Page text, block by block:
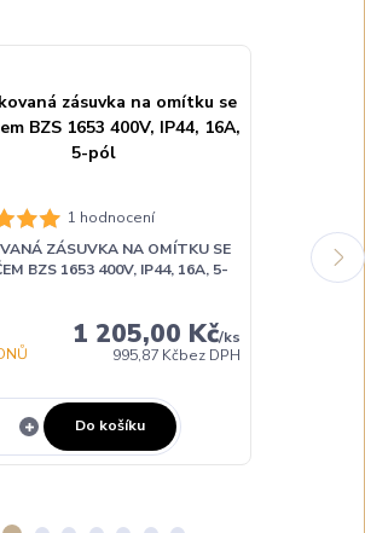
1 hodnocení
ZÁSUVKA NA OMÍTKU SE
BZS 1653 400V, IP44, 16A, 5-
1 205,00 Kč/ks
995,87 Kčbez DPH
Do košíku
ISB 1653